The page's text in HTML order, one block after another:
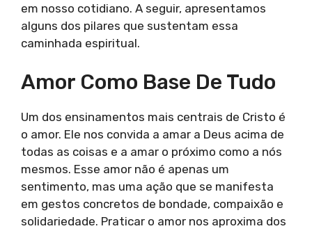
em nosso cotidiano. A seguir, apresentamos
alguns dos pilares que sustentam essa
caminhada espiritual.
Amor Como Base De Tudo
Um dos ensinamentos mais centrais de Cristo é
o amor. Ele nos convida a amar a Deus acima de
todas as coisas e a amar o próximo como a nós
mesmos. Esse amor não é apenas um
sentimento, mas uma ação que se manifesta
em gestos concretos de bondade, compaixão e
solidariedade. Praticar o amor nos aproxima dos